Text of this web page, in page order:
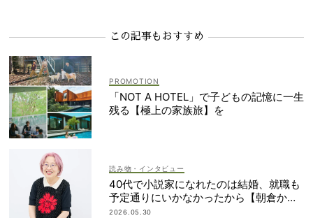
この記事もおすすめ
「NOT A HOTEL」で子どもの記憶に一生
残る【極上の家族旅】を
読み物・インタビュー
40代で小説家になれたのは結婚、就職も
予定通りにいかなかったから【朝倉かす
みさん】
2026.05.30